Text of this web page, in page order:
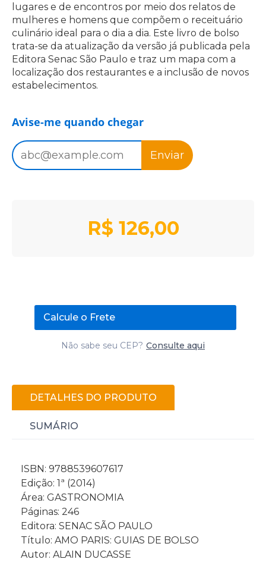
lugares e de encontros por meio dos relatos de
mulheres e homens que compõem o receituário
culinário ideal para o dia a dia. Este livro de bolso
trata-se da atualização da versão já publicada pela
Editora Senac São Paulo e traz um mapa com a
localização dos restaurantes e a inclusão de novos
estabelecimentos.
Avise-me quando chegar
Enviar
R$ 126,00
Calcule o Frete
Não sabe seu CEP? Consulte aqui
DETALHES DO PRODUTO
SUMÁRIO
ISBN: 9788539607617
Edição: 1ª (2014)
Área: GASTRONOMIA
Páginas: 246
Editora: SENAC SÃO PAULO
Título: AMO PARIS: GUIAS DE BOLSO
Autor: ALAIN DUCASSE